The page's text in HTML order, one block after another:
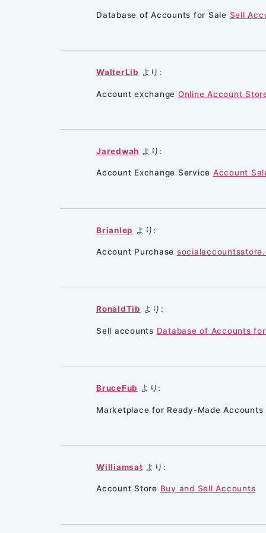
Database of Accounts for Sale Sell
WalterLib より:
Account exchange Online Account
Jaredwah より:
Account Exchange Service Account
Brianlep より:
Account Purchase
RonaldTib より:
Sell accounts Database of Accounts
BruceFub より:
Marketplace for Ready-Made Accounts
Williamsat より:
Account Store Buy and Sell Accounts